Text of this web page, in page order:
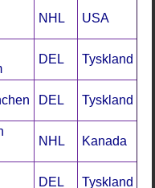
NHL USA
DEL Tyskland
DEL Tyskland
NHL Kanada
DEL Tyskland